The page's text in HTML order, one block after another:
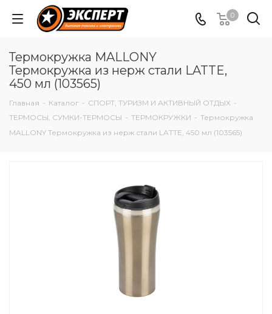
0
Термокружка MALLONY
Термокружка из нерж стали LATTE,
450 мл (103565)
Главная - Каталог - СПОРТ, ТУРИЗМ И АКТИВНЫЙ ОТДЫХ -
ТЕРМОСЫ, СУМКИ-ТЕРМОСЫ - ТЕРМОКРУЖКИ - Термокружка
MALLONY Термокружка из нерж стали LATTE, 450 мл (103565)